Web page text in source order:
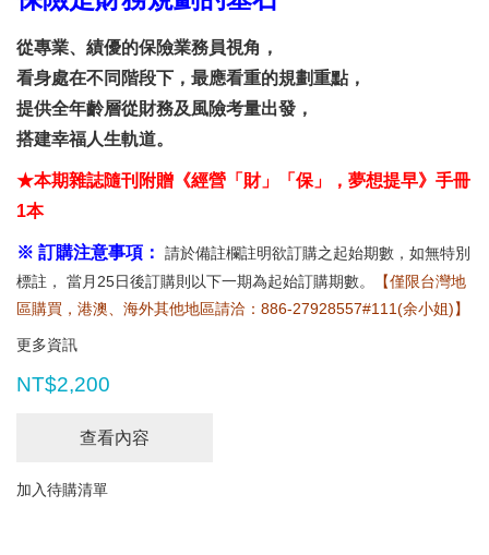
從專業、績優的保險業務員視角，
看身處在不同階段下，最應看重的規劃重點，
提供全年齡層從財務及風險考量出發，
搭建幸福人生軌道。
★本期雜誌隨刊附贈《經營「財」「保」，夢想提早》手冊
1本
※ 訂購注意事項：
請於備註欄註明欲訂購之起始期數，如無特別
標註， 當月25日後訂購則以下一期為起始訂購期數。
【僅限台灣地
區購買，港澳、海外其他地區請洽：886-27928557#111(余小姐)】
更多資訊
NT$2,200
查看內容
加入待購清單